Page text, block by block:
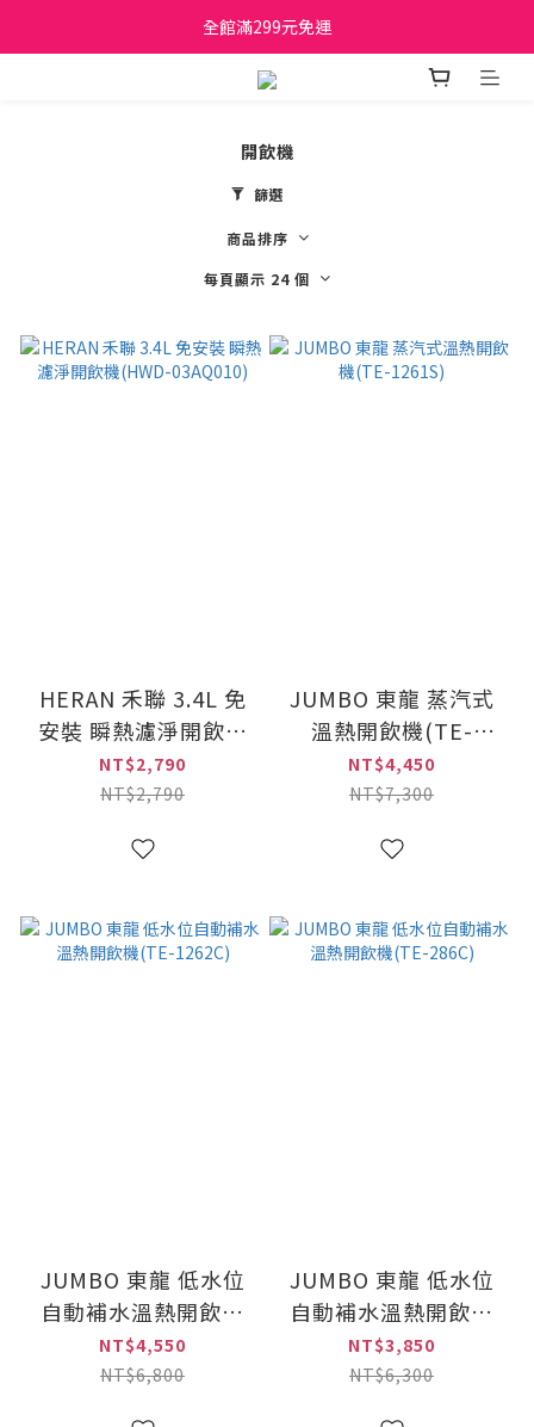
日立家電、國際牌 原廠管制價格 私訊優惠價
全館滿299元免運
日立家電、國際牌 原廠管制價格 私訊優惠價
開飲機
篩選
商品排序
每頁顯示 24 個
HERAN 禾聯 3.4L 免
安裝 瞬熱濾淨開飲機
(HWD-03AQ010)
NT$2,790
NT$2,790
JUMBO 東龍 蒸汽式
溫熱開飲機(TE-
1261S)
NT$4,450
NT$7,300
JUMBO 東龍 低水位
自動補水溫熱開飲機
(TE-1262C)
NT$4,550
NT$6,800
JUMBO 東龍 低水位
自動補水溫熱開飲機
(TE-286C)
NT$3,850
NT$6,300